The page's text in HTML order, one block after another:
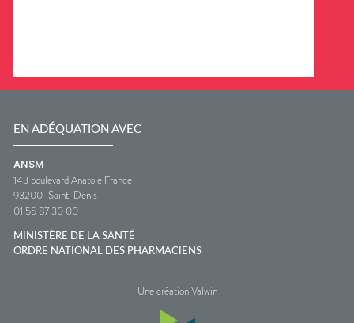
EN ADÉQUATION AVEC
ANSM
143 boulevard Anatole France
93200 Saint-Denis
01 55 87 30 00
MINISTÈRE DE LA SANTÉ
ORDRE NATIONAL DES PHARMACIENS
Une création Valwin